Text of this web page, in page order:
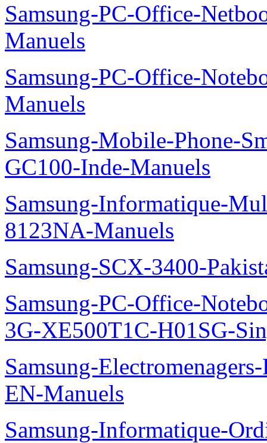
Samsung-PC-Office-
Manuels
Samsung-PC-Office-
Manuels
Samsung-Mobile-Phone-
GC100-Inde-Manuels
Samsung-Informatique-
8123NA-Manuels
Samsung-SCX-3400-
Samsung-PC-Office-
3G-XE500T1C-H01SG-
Samsung-
EN-Manuels
Samsung-Informatique-